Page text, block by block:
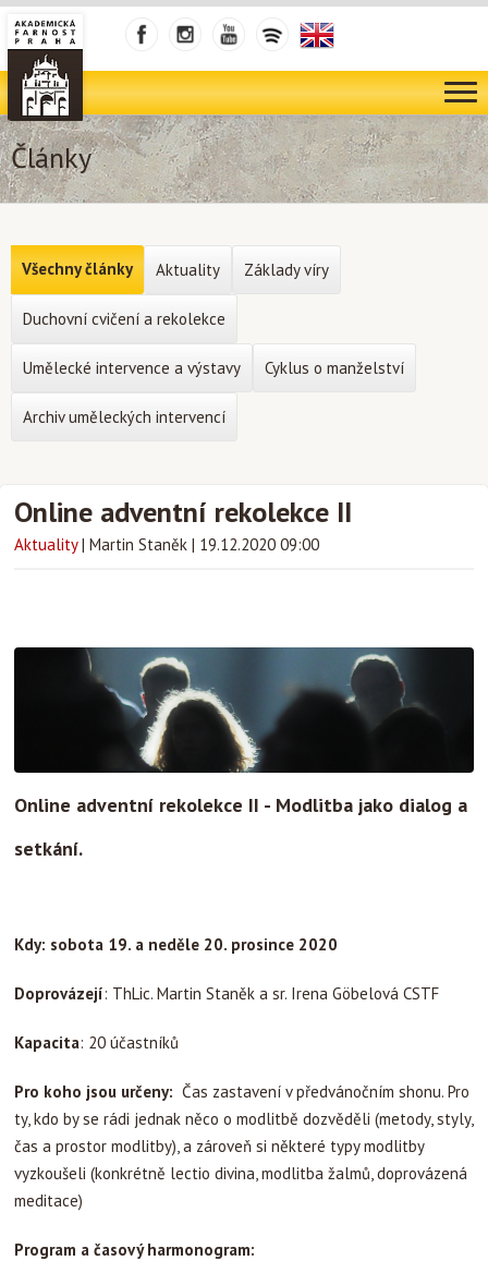
Články
Online adventní rekolekce II
Aktuality | Martin Staněk | 19.12.2020 09:00
Online adventní rekolekce II - Modlitba jako dialog a
setkání.
Kdy: sobota 19. a neděle 20. prosince 2020
Doprovázejí: ThLic. Martin Staněk a sr. Irena Göbelová CSTF
Kapacita: 20 účastníků
Pro koho jsou určeny: Čas zastavení v předvánočním shonu. Pro
ty, kdo by se rádi jednak něco o modlitbě dozvěděli (metody, styly,
čas a prostor modlitby), a zároveň si některé typy modlitby
vyzkoušeli (konkrétně lectio divina, modlitba žalmů, doprovázená
meditace)
Program a časový harmonogram:
Všechny články Aktuality Základy víry
Duchovní cvičení a rekolekce
Umělecké intervence a výstavy Cyklus o manželství
Archiv uměleckých intervencí